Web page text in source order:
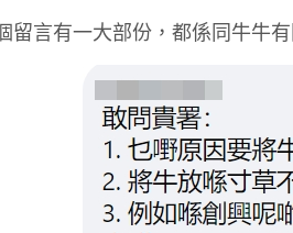
留言有一大部份，都係同牛牛有